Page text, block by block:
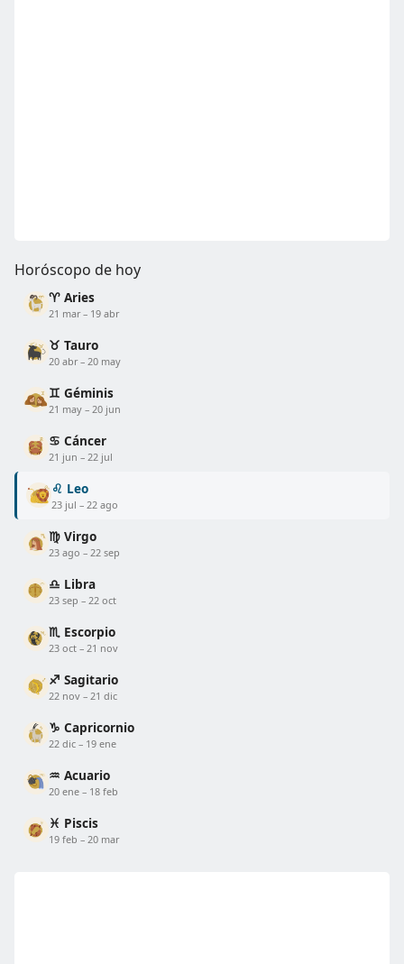
Horóscopo de hoy
♈ Aries
21 mar – 19 abr
♉ Tauro
20 abr – 20 may
♊ Géminis
21 may – 20 jun
♋ Cáncer
21 jun – 22 jul
♌ Leo
23 jul – 22 ago
♍ Virgo
23 ago – 22 sep
♎ Libra
23 sep – 22 oct
♏ Escorpio
23 oct – 21 nov
♐ Sagitario
22 nov – 21 dic
♑ Capricornio
22 dic – 19 ene
♒ Acuario
20 ene – 18 feb
♓ Piscis
19 feb – 20 mar